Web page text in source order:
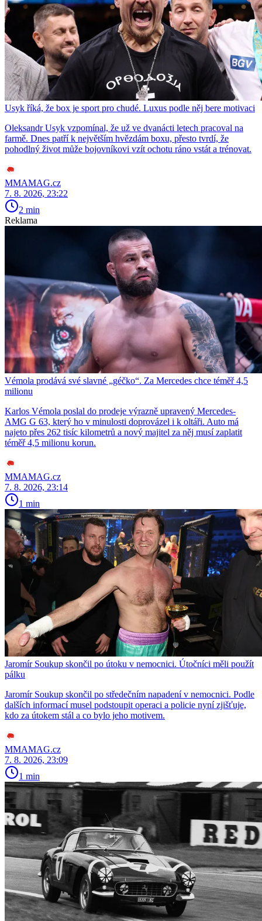
Usyk říká, že box je sport pro chudé. Luxus podle něj bere motivaci
Oleksandr Usyk vzpomínal, že už ve dvanácti letech pracoval na
farmě. Dnes patří k největším hvězdám boxu, přesto tvrdí, že
pohodlný život může bojovníkovi vzít ochotu ráno vstát a trénovat.
MMAMAG.cz
7. 8. 2026, 23:22
2 min
Reklama
Vémola prodává své slavné „géčko“. Za Mercedes chce téměř 4,5
milionu
Karlos Vémola poslal do prodeje výrazně upravený Mercedes-
AMG G 63, který ho v minulosti doprovázel i k oltáři. Auto má
najeto přes 262 tisíc kilometrů a nový majitel za něj musí zaplatit
téměř 4,5 milionu korun.
MMAMAG.cz
7. 8. 2026, 23:14
1 min
Jaromír Soukup skončil po útoku v nemocnici. Útočníci měli použít
pálku
Jaromír Soukup skončil po středečním napadení v nemocnici. Podle
dalších informací musel podstoupit operaci a policie nyní zjišťuje,
kdo za útokem stál a co bylo jeho motivem.
MMAMAG.cz
7. 8. 2026, 23:09
1 min